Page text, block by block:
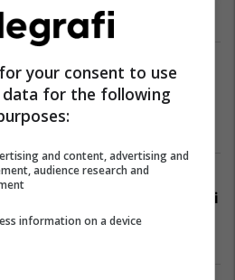
26/11/2025
dyorëshe në RTK, nuk ka
për shkak të pagave të
25/11/2025
e punëtorëve të RTK-së:
dy-orëshe do të vazhdojë deri
e kërkesave
your consent to use
data for the following
and content, advertising and
audience research and
information on a device